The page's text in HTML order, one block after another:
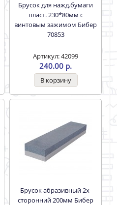
Брусок для нажд.бумаги
пласт. 230*80мм с
винтовым зажимом Бибер
70853
Артикул: 42099
240.00 р.
Брусок абразивный 2х-
сторонний 200мм Бибер